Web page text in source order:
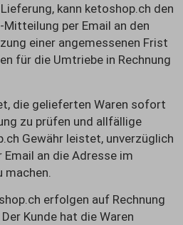
kann ketoshop.ch den
per Email an den
einer angemessenen Frist
für die Umtriebe in Rechnung
die gelieferten Waren sofort
zu prüfen und allfällige
Gewähr leistet, unverzüglich
an die Adresse im
machen.
erfolgen auf Rechnung
Kunde hat die Waren